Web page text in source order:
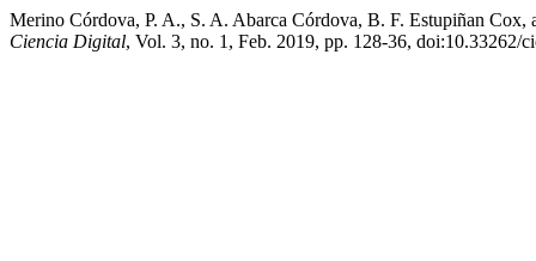
Merino Córdova, P. A., S. A. Abarca Córdova, B. F. Estupiñan
Ciencia Digital, Vol. 3, no. 1, Feb. 2019, pp. 128-36, doi:10.33262/